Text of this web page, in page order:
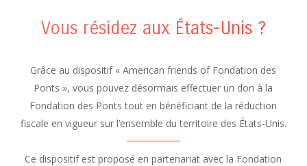
Vous résidez aux États-Unis ?
Grâce au dispositif « American friends of Fondation des
Ponts », vous pouvez désormais effectuer un don à la
Fondation des Ponts tout en bénéficiant de la réduction
fiscale en vigueur sur l’ensemble du territoire des États-Unis.
Ce dispositif est proposé en partenariat avec la Fondation